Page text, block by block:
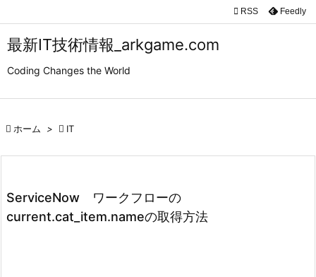
最新IT技術情報_arkgame.com
Coding Changes the World


 RSS Feedly
 ホーム >  IT
ServiceNow ワークフローの
current.cat_item.nameの取得方法